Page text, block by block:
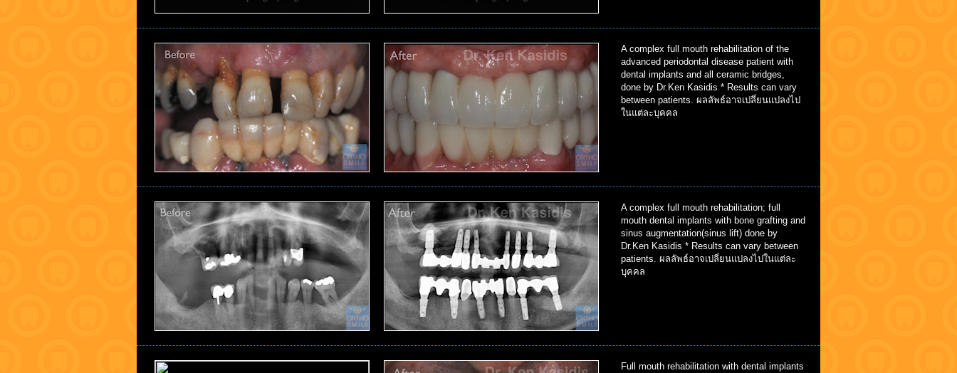
A complex full mouth rehabilitation of the
advanced periodontal disease patient with
dental implants and all ceramic bridges,
done by Dr.Ken Kasidis * Results can vary
between patients. ผลลัพธ์อาจเปลี่ยนแปลงไป
ในแต่ละบุคคล
A complex full mouth rehabilitation; full
mouth dental implants with bone grafting and
sinus augmentation(sinus lift) done by
Dr.Ken Kasidis * Results can vary between
patients. ผลลัพธ์อาจเปลี่ยนแปลงไปในแต่ละ
บุคคล
Full mouth rehabilitation with dental implants